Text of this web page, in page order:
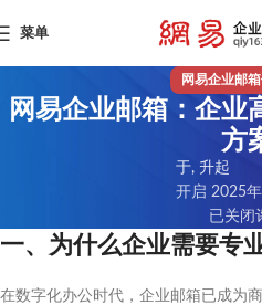
菜单
网易企业邮
网易企业邮箱：企业
方
于, 升起
开启 2025
已关闭
一、为什么企业需要专
在数字化办公时代，企业邮箱已成为